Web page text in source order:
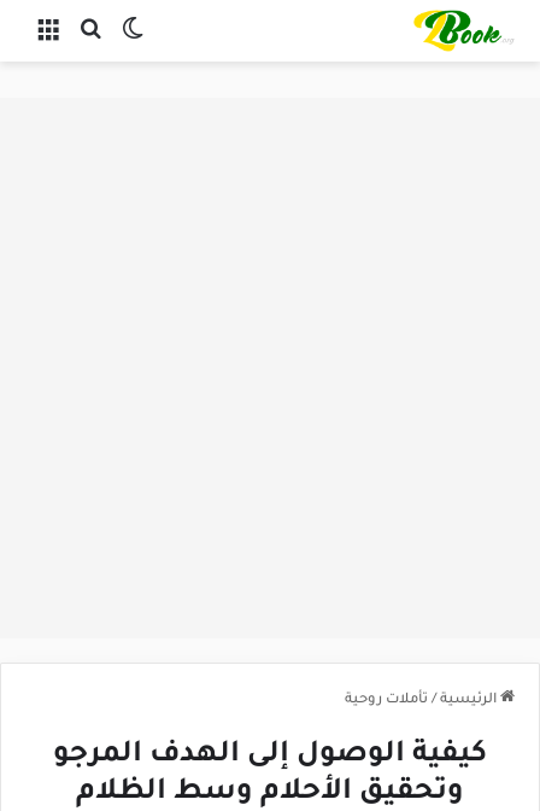
القائمة بحث عن
الرئيسية / تأملات روحية
كيفية الوصول إلى الهدف المرجو
وتحقيق الأحلام وسط الظلام